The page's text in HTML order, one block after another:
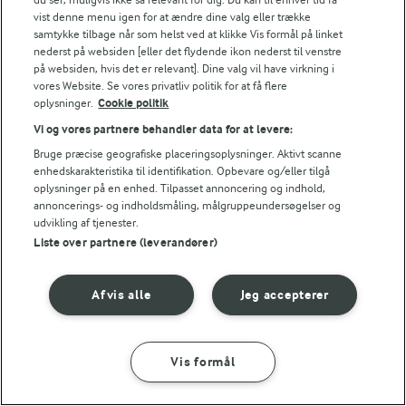
hverdagsret.
Ideer til nye aftensmad opskrifter
Quesadillas med kylling– Sprøde quesadillas
med kylling, smeltet ost og krydret fyld – nem
Pasta puttanesca
puttanesca med tomat, oliven og kapers – fyldig,
hurtig og fuld af smag.
Lasagnesuppe– Lasagnesuppe er en nem og
varmende ret med pasta, grøntsager og tomat –
Sprød gnoccisalat – Sprød gnoccisalat med
grøntsager, ost og urter – en frisk og alternativ
Chicken Korma
– Chicken Korma er en cremet
indisk karryret med kylling, kokos og varme
Fandt du ikke det du søgte? Find endnu flere lækre
trendy opskrifter.
Vegetariske aftensmad
opskrifter
Find masser af inspiration i vores samling af
aftensmad. Prøv fx familiefavorittenpitabrød med
vist denne menu igen for at ændre dine valg eller trække
samtykke tilbage når som helst ved at klikke Vis formål på linket
nederst på websiden [eller det flydende ikon nederst til venstre
på websiden, hvis det er relevant]. Dine valg vil have virkning i
vores Website. Se vores privatliv politik for at få flere
oplysninger. Cookie politik
Vi og vores partnere behandler data for at levere:
Bruge præcise geografiske placeringsoplysninger. Aktivt scanne
enhedskarakteristika til identifikation. Opbevare og/eller tilgå
oplysninger på en enhed. Tilpasset annoncering og indhold,
annoncerings- og indholdsmåling, målgruppeundersøgelser og
udvikling af tjenester.
Liste over partnere (leverandører)
Jeg accepterer
Afvis alle
Vis formål